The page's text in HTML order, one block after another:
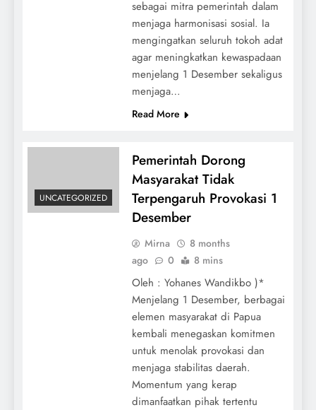
sebagai mitra pemerintah dalam
menjaga harmonisasi sosial. Ia
mengingatkan seluruh tokoh adat
agar meningkatkan kewaspadaan
menjelang 1 Desember sekaligus
menjaga…
Read More
UNCATEGORIZED
Pemerintah Dorong
Masyarakat Tidak
Terpengaruh Provokasi 1
Desember
Mirna
8 months
ago
0 8 mins
Oleh : Yohanes Wandikbo )*
Menjelang 1 Desember, berbagai
elemen masyarakat di Papua
kembali menegaskan komitmen
untuk menolak provokasi dan
menjaga stabilitas daerah.
Momentum yang kerap
dimanfaatkan pihak tertentu